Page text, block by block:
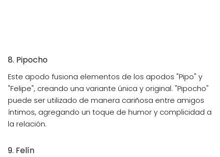
8. Pipocho
Este apodo fusiona elementos de los apodos "Pipo" y
"Felipe", creando una variante única y original. "Pipocho"
puede ser utilizado de manera cariñosa entre amigos
íntimos, agregando un toque de humor y complicidad a
la relación.
9. Felín